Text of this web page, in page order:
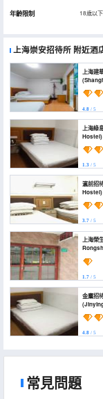
年齡限制 18歲以
上海崇安招待所 附近酒
上海建
4.8 / 5
上海綠島招
Hostel)
1.3 / 5
瀛前招待所
Hostel)
3.7 / 5
上海榮生旅館
1.7 / 5
金鷹招
4.8 / 5
常見問題